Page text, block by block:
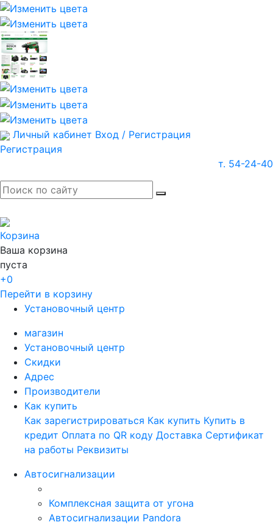
Личный кабинет Вход / Регистрация
Регистрация
т. 54-24-40
Корзина
Ваша корзина
пуста
+0
Перейти в корзину
Установочный центр
магазин
Установочный центр
Скидки
Адрес
Производители
Как купить
Как зарегистрироваться Как купить Купить в
кредит Оплата по QR коду Доставка Сертификат
на работы Реквизиты
Автосигнализации
Комплексная защита от угона
Автосигнализации Pandora